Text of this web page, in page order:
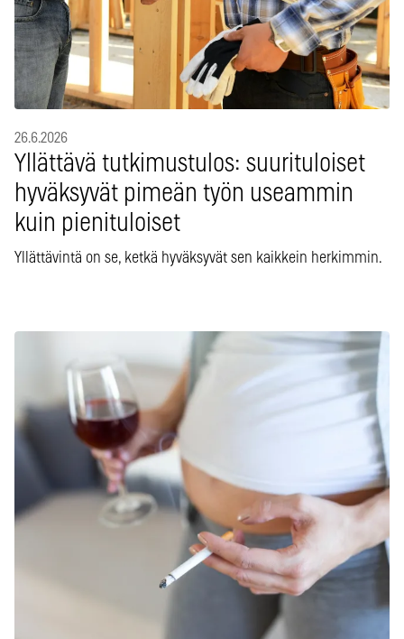
26.6.2026
Yllättävä tutkimustulos: suurituloiset
hyväksyvät pimeän työn useammin
kuin pienituloiset
Yllättävintä on se, ketkä hyväksyvät sen kaikkein herkimmin.